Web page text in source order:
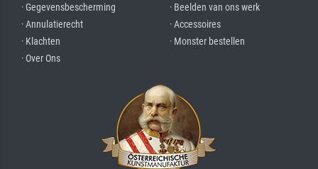
· Gegevensbescherming
· Annulatierecht
· Klachten
· Over Ons
· Beelden van ons werk
· Accessoires
· Monster bestellen